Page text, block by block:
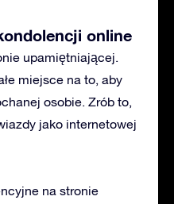
online
upamiętniającej.
miejsce na to, aby
osobie. Zrób to,
jako internetowej
na stronie